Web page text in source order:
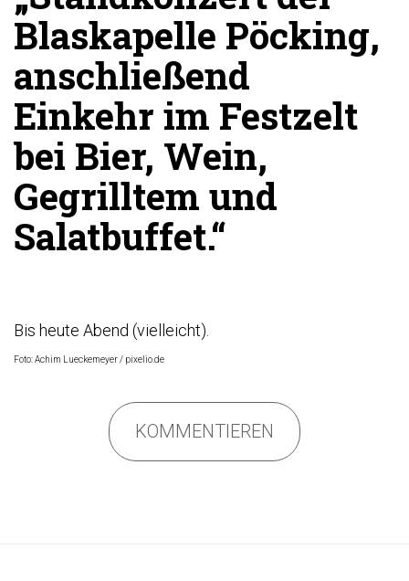
Blaskapelle Pöcking,
anschließend
Einkehr im Festzelt
bei Bier, Wein,
Gegrilltem und
Salatbuffet.“
Bis heute Abend (vielleicht).
Foto: Achim Lueckemeyer / pixelio.de
KOMMENTIEREN